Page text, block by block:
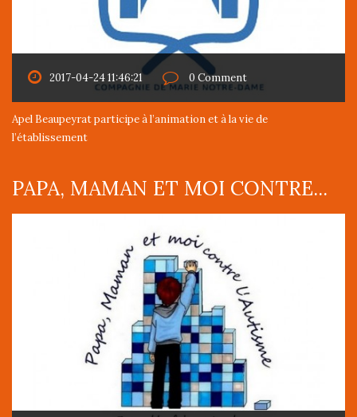
2017-04-24 11:46:21 0 Comment
Apel Beaupeyrat participe à l’animation et à la vie de
l’établissement
PAPA, MAMAN ET MOI CONTRE...